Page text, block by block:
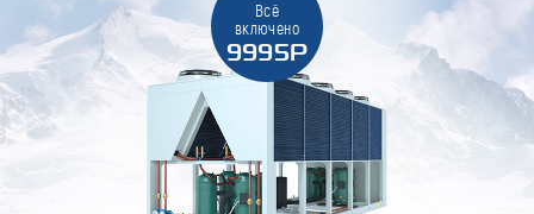
Всё
включено
9995Р